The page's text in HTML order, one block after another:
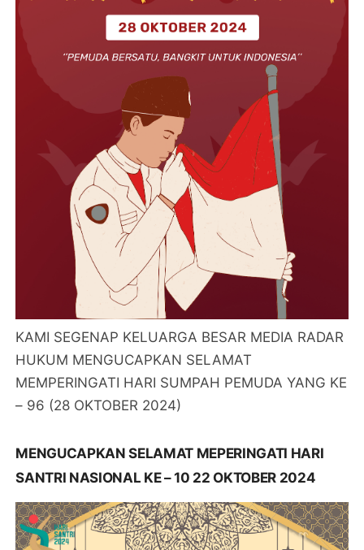
KAMI SEGENAP KELUARGA BESAR MEDIA RADAR
HUKUM MENGUCAPKAN SELAMAT
MEMPERINGATI HARI SUMPAH PEMUDA YANG KE
– 96 (28 OKTOBER 2024)
MENGUCAPKAN SELAMAT MEPERINGATI HARI
SANTRI NASIONAL KE – 10 22 OKTOBER 2024